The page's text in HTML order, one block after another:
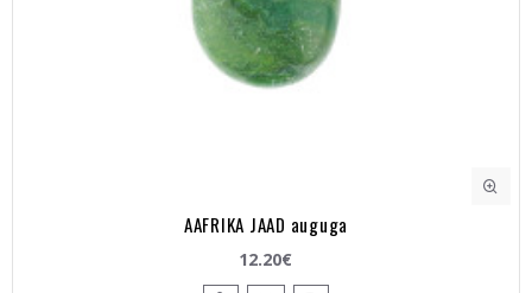
AAFRIKA JAAD auguga
12.20€